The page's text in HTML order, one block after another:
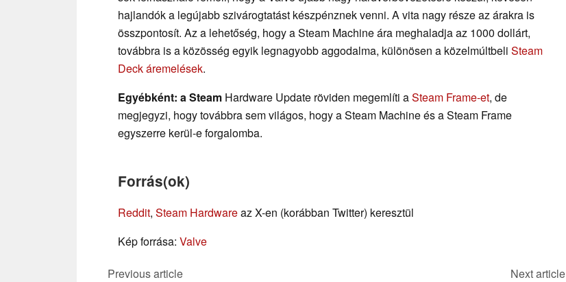
hajlandók a legújabb szivárogtatást készpénznek venni. A vita nagy része az árakra is
összpontosít. Az a lehetőség, hogy a Steam Machine ára meghaladja az 1000 dollárt,
továbbra is a közösség egyik legnagyobb aggodalma, különösen a közelmúltbeli Steam
Deck áremelések.
Egyébként: a Steam Hardware Update röviden megemlíti aSteam Frame-et, de
megjegyzi, hogy továbbra sem világos, hogy a Steam Machine és a Steam Frame
egyszerre kerül-e forgalomba.
Forrás(ok)
Reddit, Steam Hardwareaz X-en (korábban Twitter) keresztül
Kép forrása: Valve
Previous article
Next article